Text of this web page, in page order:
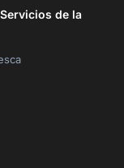
de la